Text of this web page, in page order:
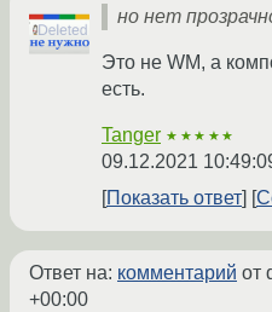
но нет
Это не WM, а
есть.
Tanger ★★★★★
09.12.2021
Показать ответ
Ответ на: комментарий от
+00:00